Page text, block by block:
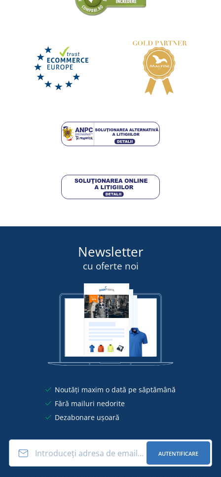
Steagul Slovaciei
20,50 lei
DETALII
Newsletter
cu oferte noi
Noutăți maxim o dată pe săptămână
Fără mailuri nedorite
Dezabonare ușoară
AUTENTIFICARE